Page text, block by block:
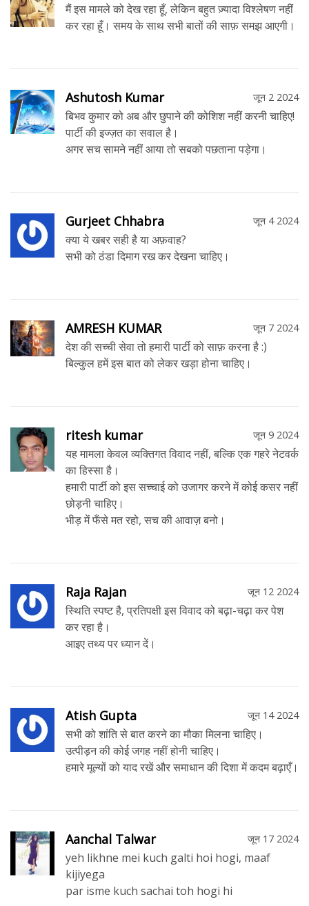
मैं इस मामले को देख रहा हूँ, लेकिन बहुत ज़्यादा विश्लेषण नहीं
कर रहा हूँ। समय के साथ सभी बातों की साफ़ समझ आएगी।
Ashutosh Kumar जून 2 2024
बिभव कुमार को अब और छुपाने की कोशिश नहीं करनी चाहिए!
पार्टी की इज्ज़त का सवाल है।
अगर सच सामने नहीं आया तो सबको पछताना पड़ेगा।
Gurjeet Chhabra जून 4 2024
क्या ये खबर सही है या अफ़वाह?
सभी को ठंडा दिमाग रख कर देखना चाहिए।
AMRESH KUMAR जून 7 2024
देश की सच्ची सेवा तो हमारी पार्टी को साफ़ करना है :)
बिल्कुल हमें इस बात को लेकर खड़ा होना चाहिए।
ritesh kumar जून 9 2024
यह मामला केवल व्यक्तिगत विवाद नहीं, बल्कि एक गहरे नेटवर्क
का हिस्सा है।
हमारी पार्टी को इस सच्चाई को उजागर करने में कोई कसर नहीं
छोड़नी चाहिए।
भीड़ में फँसे मत रहो, सच की आवाज़ बनो।
Raja Rajan जून 12 2024
स्थिति स्पष्ट है, प्रतिपक्षी इस विवाद को बढ़ा-चढ़ा कर पेश
कर रहा है।
आइए तथ्य पर ध्यान दें।
Atish Gupta जून 14 2024
सभी को शांति से बात करने का मौका मिलना चाहिए।
उत्पीड़न की कोई जगह नहीं होनी चाहिए।
हमारे मूल्यों को याद रखें और समाधान की दिशा में कदम बढ़ाएँ।
Aanchal Talwar जून 17 2024
yeh likhne mei kuch galti hoi hogi, maaf
kijiyega
par isme kuch sachai toh hogi hi